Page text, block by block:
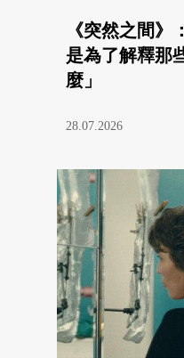
《突然之間》
是為了解釋那
麼」
28.07.2026